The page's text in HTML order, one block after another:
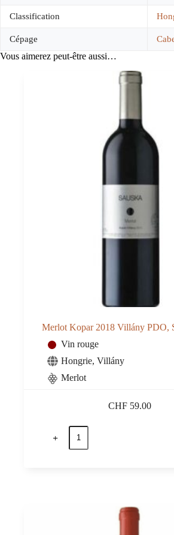
Classification
Cépage
Vous aimerez peut-être aussi…
Merlot Kopar 2018 Villány PDO,
Vin rouge
Hongrie, Villány
Merlot
CHF 59.00
quantité
Merlot